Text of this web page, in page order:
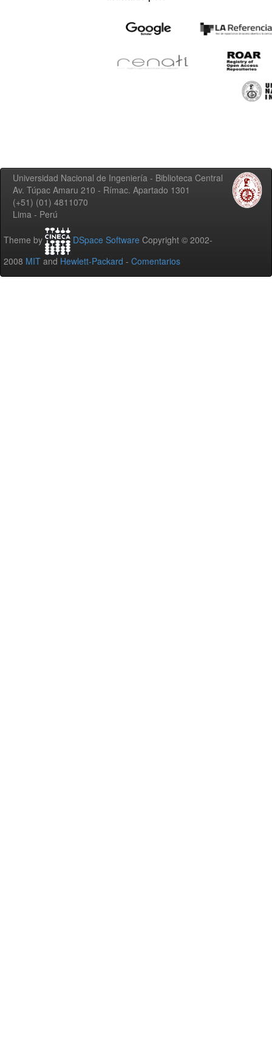
Universidad Nacional de Ingeniería - Biblioteca Central
Av. Túpac Amaru 210 - Rímac. Apartado 1301
(+51) (01) 4811070
Lima - Perú
Theme by DSpace Software Copyright © 2002-
2008 MIT and Hewlett-Packard - Comentarios